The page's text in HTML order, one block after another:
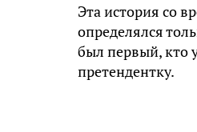
Эта история со
определялся
был первый, кто
претендентку.